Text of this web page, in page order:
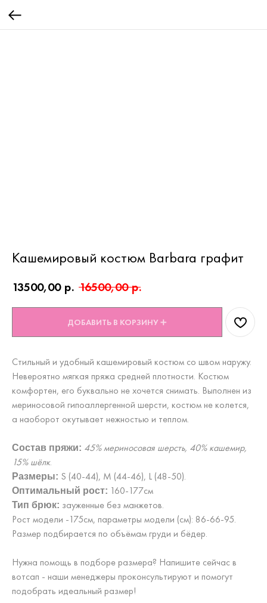
Кашемировый костюм Barbara графит
13500,00 р. 16500,00 р.
ДОБАВИТЬ В КОРЗИНУ ➕
Стильный и удобный кашемировый костюм со швом наружу.
Невероятно мягкая пряжа средней плотности. Костюм
комфортен, его буквально не хочется снимать. Выполнен из
мериносовой гипоаллергенной шерсти, костюм не колется,
а наоборот окутывает нежностью и теплом.
Состав пряжи: 45% мериносовая шерсть, 40% кашемир,
15% шёлк.
Размеры: S (40-44), М (44-46), L (48-50).
Оптимальный рост: 160-177см
Тип брюк: зауженные без манжетов.
Рост модели -175см, параметры модели (см): 86-66-95.
Размер подбирается по объёмам груди и бёдер.
Нужна помощь в подборе размера? Напишите сейчас в
вотсап - наши менеджеры проконсультируют и помогут
подобрать идеальный размер!